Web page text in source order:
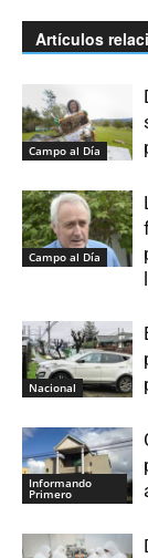
Artículos
Campo al Día
Campo al Día
Nacional
Informando
Primero